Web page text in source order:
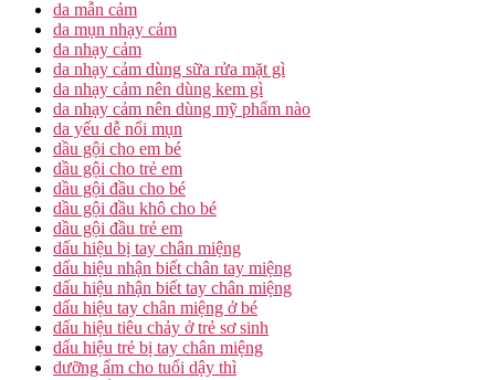
da mẫn cảm
da mụn nhạy cảm
da nhạy cảm
da nhạy cảm dùng sữa rửa mặt gì
da nhạy cảm nên dùng kem gì
da nhạy cảm nên dùng mỹ phẩm nào
da yếu dễ nổi mụn
dầu gội cho em bé
dầu gội cho trẻ em
dầu gội đầu cho bé
dầu gội đầu khô cho bé
dầu gội đầu trẻ em
dấu hiệu bị tay chân miệng
dấu hiệu nhận biết chân tay miệng
dấu hiệu nhận biết tay chân miệng
dấu hiệu tay chân miệng ở bé
dấu hiệu tiêu chảy ở trẻ sơ sinh
dấu hiệu trẻ bị tay chân miệng
dưỡng ẩm cho tuổi dậy thì